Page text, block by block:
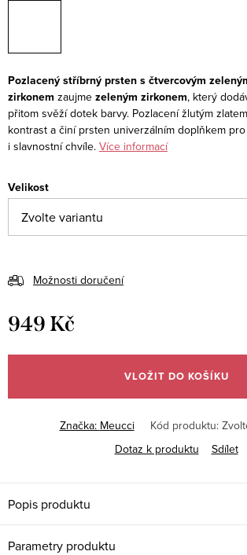
Pozlacený stříbrný prsten s čtvercovým
zirkonem zaujme zeleným zirkonem, který
přitom svěží dotek barvy. Pozlacení žlutým
kontrast a činí prsten univerzálním doplňkem
i slavnostní chvíle. Více informací
Velikost
Možnosti doručení
949 Kč
cena:
VLOŽIT DO KOŠÍKU
Značka: Meucci Kód produktu:
Dotaz k produktu
Sdílet
Popis produktu
Parametry produktu